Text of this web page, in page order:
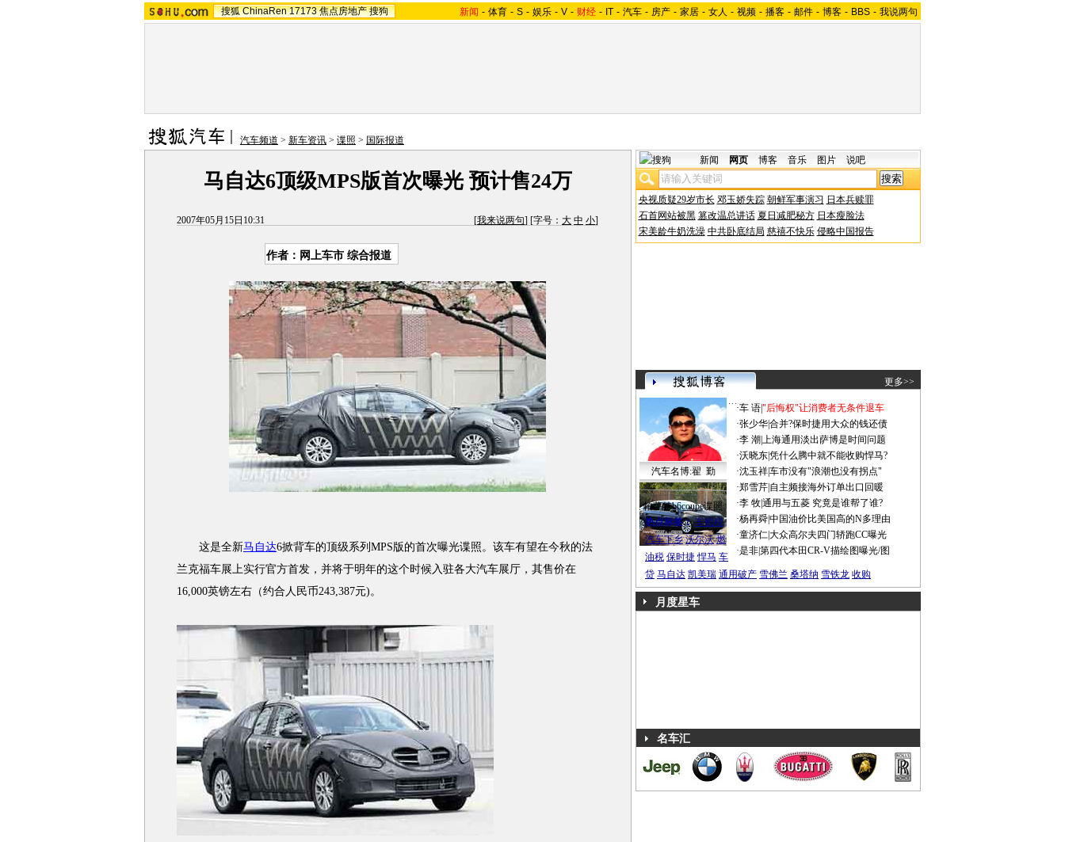
搜狐 ChinaRen 17173 焦点房地产 搜狗 新闻 - 体育 - S - 娱乐 - V - 财经 - IT - 汽车 - 房产 - 家居 - 女人 - 视频 - 播客 - 邮件 - 博客 - BBS - 我说两句
汽车频道 > 新车资讯 > 谍照 > 国际报道
马自达6顶级MPS版首次曝光 预计售24万
2007年05月15日10:31 [我来说两句] [字号： 大 中 小]
作者：网上车市 综合报道
这是全新马自达6掀背车的顶级系列MPS版的首次曝光谍照。该车有望在今秋的法
兰克福车展上实行官方首发，并将于明年的这个时候入驻各大汽车展厅，其售价在
16,000英镑左右（约合人民币243,387元)。
新闻 网页 博客 音乐 图片 说吧
央视质疑29岁市长 邓玉娇失踪 朝鲜军事演习 日本兵赎罪
石首网站被黑 篡改温总讲话 夏日减肥秘方 日本瘦脸法
宋美龄牛奶洗澡 中共卧底结局 慈禧不快乐 侵略中国报告
更多>>
汽车名博:翟 勤
帕萨特b6coupe谍照
·车 语|"后悔权"让消费者无条件退车
·张少华|合并?保时捷用大众的钱还债
·李 潮 上海通用淡出萨博是时间问题
·沃晓东|凭什么腾中就不能收购悍马?
·沈玉祥|车市没有"浪潮也没有拐点"
·郑雪芹| 自主频接海外订单出口回暖
·李 牧|通用与五菱 究竟是谁帮了谁?
·杨再舜|中国油价比美国高的N多理由
·童济仁|大众高尔夫四门轿跑CC曝光
·是非|第四代本田CR-V描绘图曝光/图
热点标签： 车船税
汽车下乡 沃尔沃 燃
油税 保时捷 悍马 车
贷 马自达 凯美瑞 通用破产 雪佛兰 桑塔纳 雪铁龙 收购
月度星车
名车汇